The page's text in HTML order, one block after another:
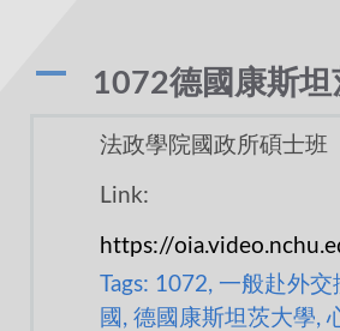
A 1072德國康斯坦
法政學院國政所碩士班
Link:
https://
Tags: 1072, 一般赴外
國, 德國康斯坦茨大學,